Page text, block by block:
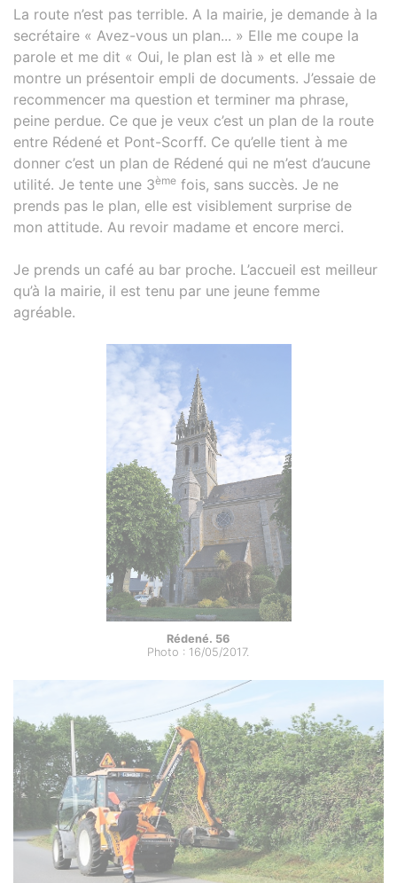
La route n’est pas terrible. A la mairie, je demande à la
secrétaire « Avez-vous un plan... » Elle me coupe la
parole et me dit « Oui, le plan est là » et elle me
montre un présentoir empli de documents. J’essaie de
recommencer ma question et terminer ma phrase,
peine perdue. Ce que je veux c’est un plan de la route
entre Rédené et Pont-Scorff. Ce qu’elle tient à me
donner c’est un plan de Rédené qui ne m’est d’aucune
utilité. Je tente une 3ème fois, sans succès. Je ne
prends pas le plan, elle est visiblement surprise de
mon attitude. Au revoir madame et encore merci.
Je prends un café au bar proche. L’accueil est meilleur
qu’à la mairie, il est tenu par une jeune femme
agréable.
Rédené. 56
Photo : 16/05/2017.